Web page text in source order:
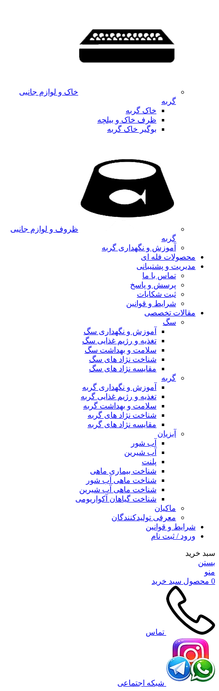
خاک و لوازم جانبی
گربه
خاک گربه
ظرف خاک و بیلچه
بوگیر خاک گربه
ظروف و لوازم جانبی
گربه
آموزش و نگهداری گربه
محصولات فله ای
مدیریت و پشتیبانی
تماس با ما
پرسش و پاسخ
ثبت شکایات
شرایط و قوانین
مقالات تخصصی
سگ
آموزش و نگهداری سگ
تغذیه و رژیم غذایی سگ
سلامت و بهداشت سگ
شناخت نژاد های سگ
مقایسه نژاد های سگ
گربه
آموزش و نگهداری گربه
تغذیه و رژیم غذایی گربه
سلامت و بهداشت گربه
شناخت نژاد های گربه
مقایسه نژاد های گربه
آبزیان
آب شور
آب شیرین
پلنت
شناخت بیماری ماهی
شناخت ماهی آب شور
شناخت ماهی آب شیرین
شناخت گیاهان آکواریومی
ماکیان
معرفی تولیدکنندگان
شرایط و قوانین
ورود / ثبت نام
سبد خرید
بستن
منو
0 محصول سبد خرید
تماس
شبکه اجتماعی